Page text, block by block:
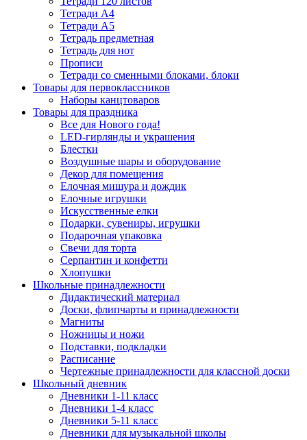
Тетради А4
Тетради А5
Тетрадь предметная
Тетрадь для нот
Прописи
Тетради со сменными блоками, блоки
Товары для первоклассников
Наборы канцтоваров
Товары для праздника
Все для Нового года!
LED-гирлянды и украшения
Блестки
Воздушные шары и оборудование
Декор для помещения
Елочная мишура и дождик
Елочные игрушки
Искусственные елки
Подарки, сувениры, игрушки
Подарочная упаковка
Свечи для торта
Серпантин и конфетти
Хлопушки
Школьные принадлежности
Дидактический материал
Доски, флипчарты и принадлежности
Магниты
Ножницы и ножи
Подставки, подкладки
Расписание
Чертежные принадлежности для классной доски
Школьный дневник
Дневники 1-11 класс
Дневники 1-4 класс
Дневники 5-11 класс
Дневники для музыкальной школы